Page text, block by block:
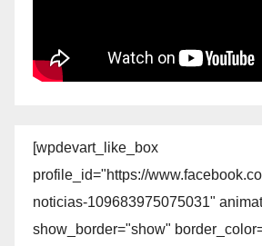
[wpdevart_like_box
profile_id="https://
noticias-109683975075031"
show_border="show"